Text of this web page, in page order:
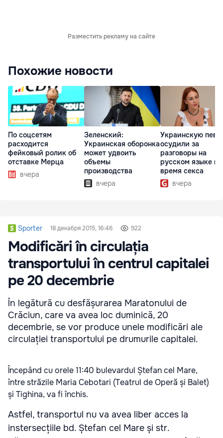
Разместить рекламу на сайте
Похожие новости
По соцсетям
расходится
фейковый ролик об
отставке Мерца
вчера
Зеленский:
Украинская оборонка
может удвоить
объемы
производства
вчера
Украинскую
осудили за
разговоры на
русском языке во
время секса
вчера
Sporter 18 декабря 2015, 16:46 922
Modificări în circulația
transportului în centrul capitalei
pe 20 decembrie
În legătură cu desfășurarea Maratonului de
Crăciun, care va avea loc duminică, 20
decembrie, se vor produce unele modificări ale
circulației transportului pe drumurile capitalei.
Începând cu orele 11:40 bulevardul Ștefan cel Mare,
între străzile Maria Cebotari (Teatrul de Operă și Balet)
și Tighina, va fi închis.
Astfel, transportul nu va avea liber acces la
instersecțiile bd. Ștefan cel Mare și str.